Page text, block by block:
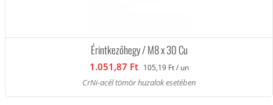
Érintkezőhegy / M8 x 30 Cu
1.051,87 Ft 105,19 Ft / un
CrNi-acél tömör huzalok esetében